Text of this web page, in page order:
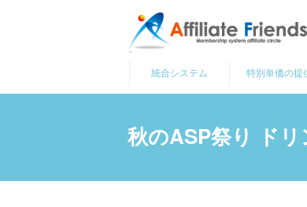
ツ
ッ
統合システム 特別単価の提
秋のASP祭り ド